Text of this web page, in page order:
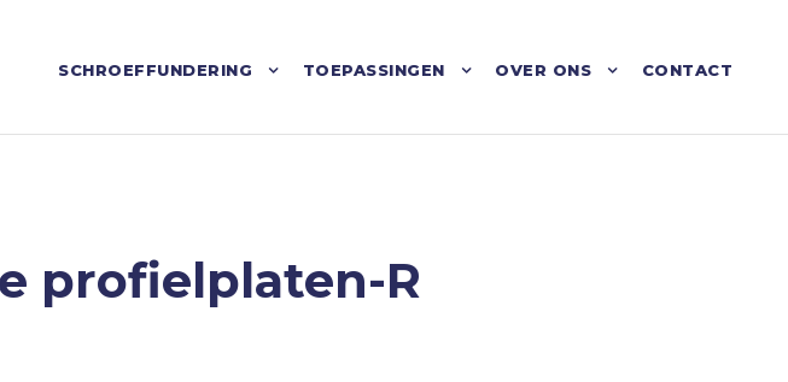
SCHROEFFUNDERING TOEPASSINGEN OVER ONS CONTACT
profielplaten-R